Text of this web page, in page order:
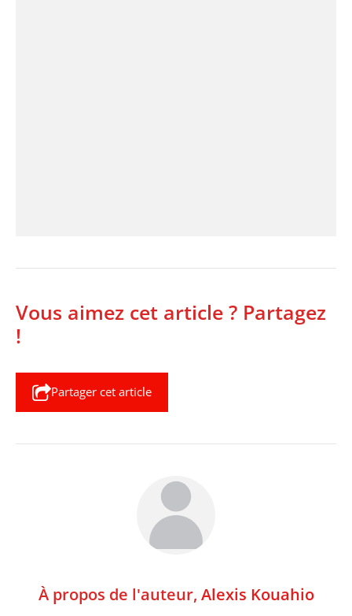
Vous aimez cet article ? Partagez
!
Partager cet article
À propos de l'auteur, Alexis Kouahio